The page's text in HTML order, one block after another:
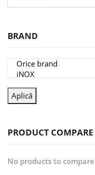
BRAND
Aplică
PRODUCT COMPARE
No products to compare